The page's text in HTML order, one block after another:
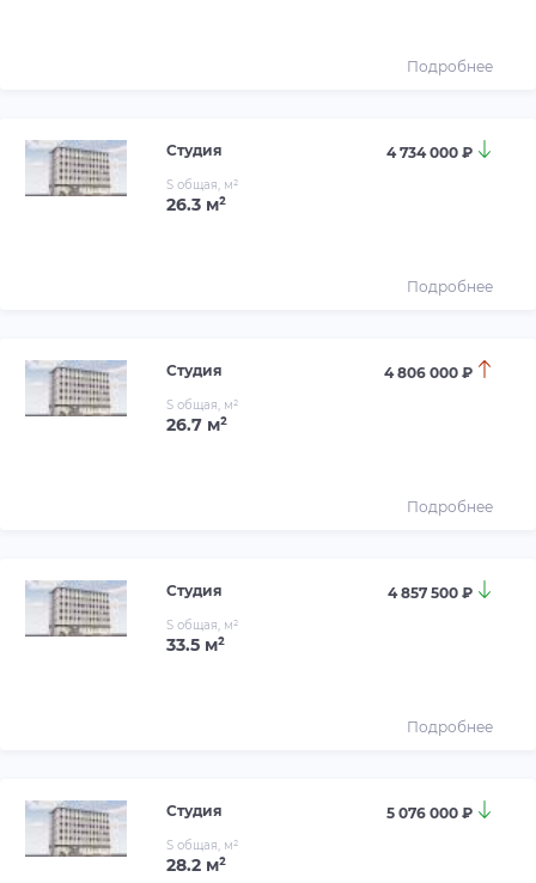
Подробнее
Студия 4 734 000 ₽
S общая, м²
26.3 м²
Подробнее
Студия 4 806 000 ₽
S общая, м²
26.7 м²
Подробнее
Студия 4 857 500 ₽
S общая, м²
33.5 м²
Подробнее
Студия 5 076 000 ₽
S общая, м²
28.2 м²